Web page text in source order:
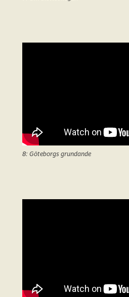
8: Göteborgs grundande